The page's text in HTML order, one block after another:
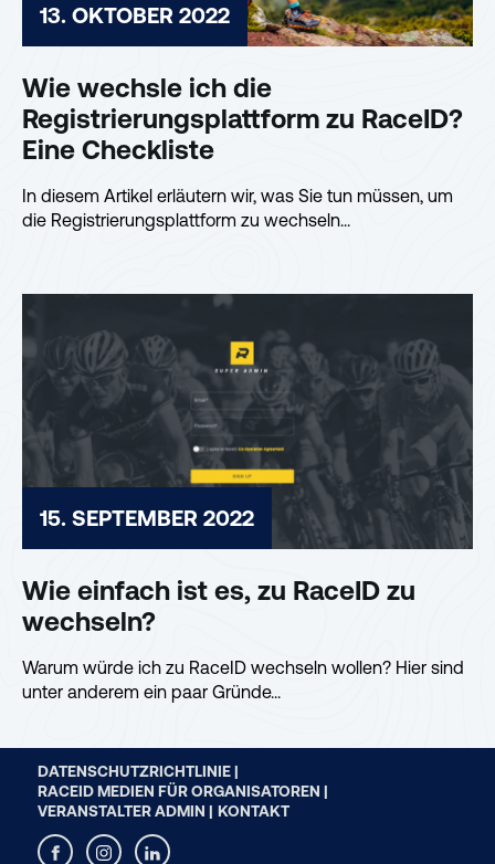
13. OKTOBER 2022
Wie wechsle ich die
Registrierungsplattform zu RaceID?
Eine Checkliste
In diesem Artikel erläutern wir, was Sie tun müssen, um
die Registrierungsplattform zu wechseln...
15. SEPTEMBER 2022
Wie einfach ist es, zu RaceID zu
wechseln?
Warum würde ich zu RaceID wechseln wollen? Hier sind
unter anderem ein paar Gründe...
DATENSCHUTZRICHTLINIE |
RACEID MEDIEN FÜR ORGANISATOREN |
VERANSTALTER ADMIN | KONTAKT